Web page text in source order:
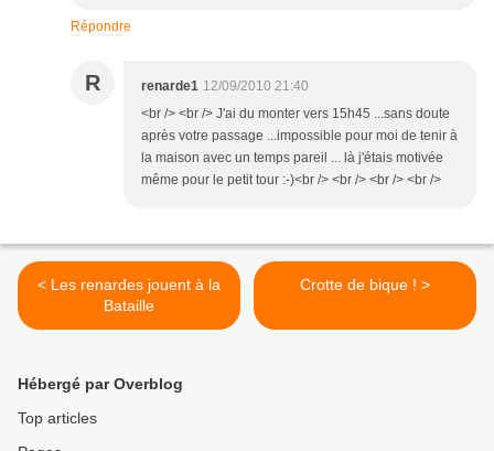
Répondre
R renarde1 12/09/2010 21:40
<br /> <br /> J'ai du monter vers 15h45 ...sans doute
après votre passage ...impossible pour moi de tenir à
la maison avec un temps pareil ... là j'étais motivée
même pour le petit tour :-)<br /> <br /> <br /> <br />
< Les renardes jouent à la
Bataille
Crotte de bique ! >
Hébergé par Overblog
Top articles